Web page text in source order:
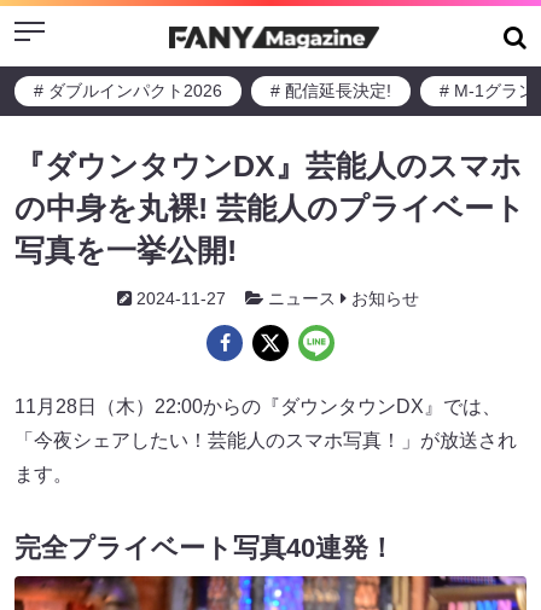
Menu
# ダブルインパクト2026 # 配信延長決定! # M-1グラン
『ダウンタウンDX』芸能人のスマホ
の中身を丸裸! 芸能人のプライベート
写真を一挙公開!
2024-11-27 ニュース お知らせ
11月28日（木）22:00からの『ダウンタウンDX』では、
「今夜シェアしたい！芸能人のスマホ写真！」が放送され
ます。
完全プライベート写真40連発！